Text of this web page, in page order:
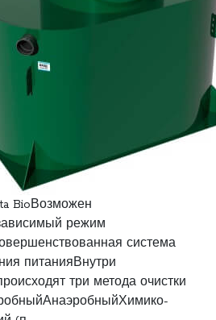
BioВозможен
режим
система
питанияВнутри
три метода очистки